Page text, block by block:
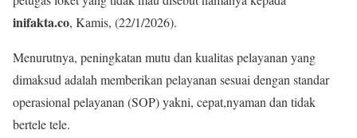
inifakta.co, Kamis, (22/1/2026).
Menurutnya, peningkatan mutu dan kualitas pelayanan yang
dimaksud adalah memberikan pelayanan sesuai dengan standar
operasional pelayanan (SOP) yakni, cepat,nyaman dan tidak
bertele tele.